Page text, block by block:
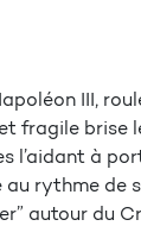
III,
fragile brise
l’aidant à
rythme de
autour du